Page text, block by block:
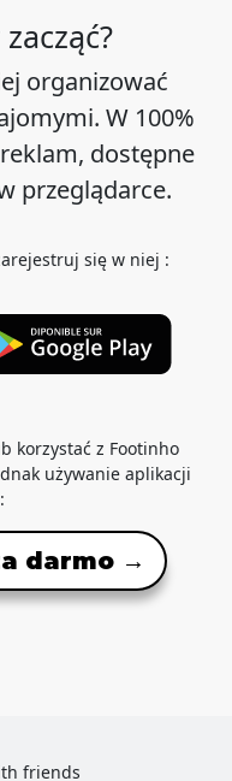
organizować
W 100%
dostępne
przeglądarce.
się w niej :
korzystać z Footinho
używanie aplikacji
darmo →
friends